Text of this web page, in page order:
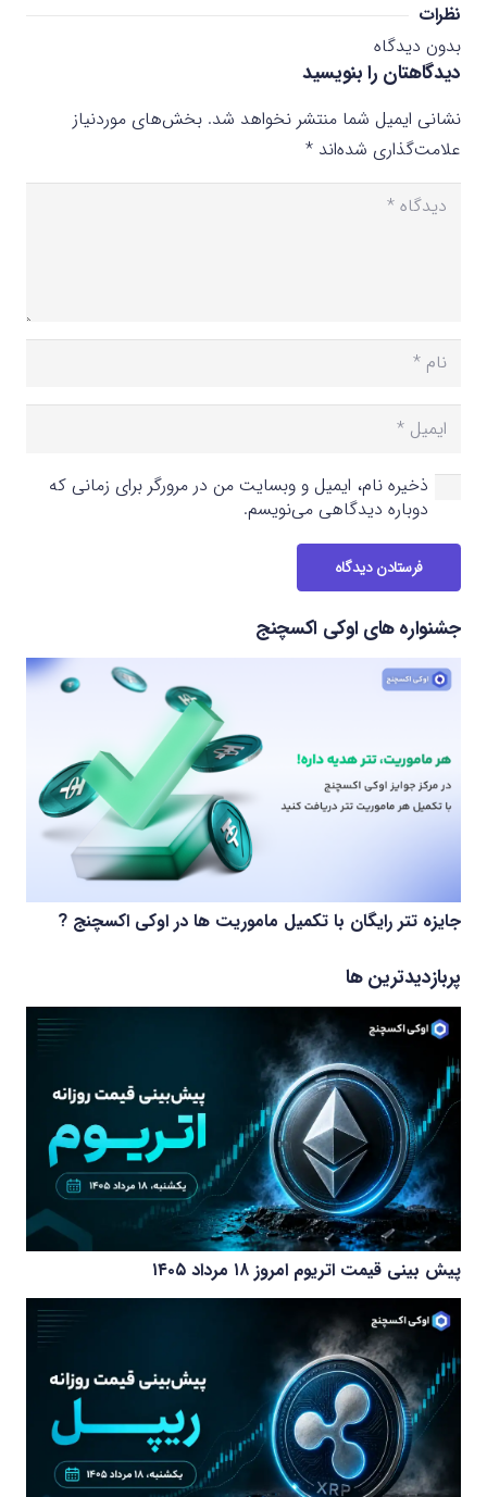
نظرات
بدون دیدگاه
دیدگاهتان را بنویسید
نشانی ایمیل شما منتشر نخواهد شد. بخش‌های موردنیاز
علامت‌گذاری شده‌اند *
ذخیره نام، ایمیل و وبسایت من در مرورگر برای زمانی که
دوباره دیدگاهی می‌نویسم.
فرستادن دیدگاه
جشنواره های اوکی اکسچنج
جایزه تتر رایگان با تکمیل ماموریت ها در اوکی اکسچنج ?
پربازدیدترین ها
پیش بینی قیمت اتریوم امروز ۱۸ مرداد ۱۴۰۵